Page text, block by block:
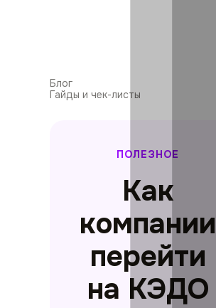
Блог
Гайды и чек-листы
ПОЛЕЗНОЕ
Как
компании
перейти
на КЭДО